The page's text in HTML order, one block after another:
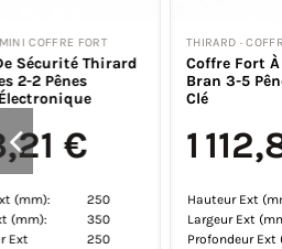
THIRARD · COFFRE FORT MAISON
Coffre Fort À Poser Thirard
Bran 3-5 Pênes Serrure À
Clé
1 112,88 €
Hauteur Ext (mm):
350
Largeur Ext (mm):
470
Profondeur Ext (mm):
350